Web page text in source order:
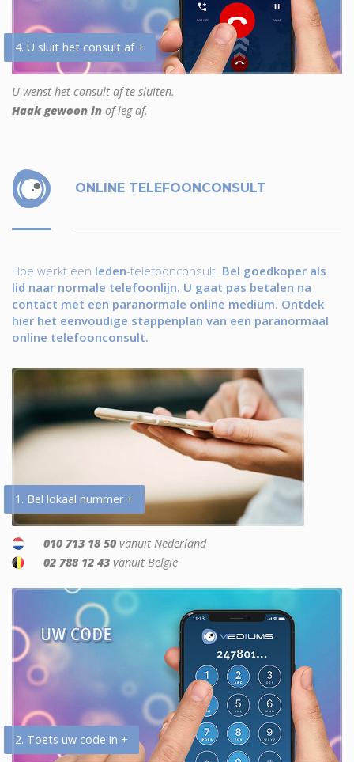
4. U sluit het consult af +
U wenst het consult af te sluiten.
Haak gewoon in of leg af.
ONLINE TELEFOONCONSULT
Hoe werkt een leden-telefoonconsult. Bel goedkoper als
lid naar normale telefoonlijn. U gaat pas betalen na
contact met een paranormale online medium. Ontdek
hier het eenvoudige stappenplan van een paranormaal
online telefoonconsult.
1. Bel lokaal nummer +
010 713 18 50 vanuit Nederland
02 788 12 43 vanuit België
2. Toets uw code in +